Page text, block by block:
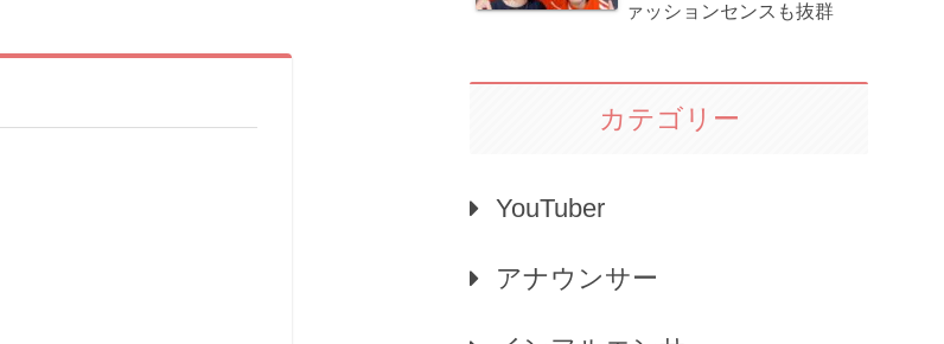
ァッションセンスも抜群
カテゴリー
YouTuber
アナウンサー